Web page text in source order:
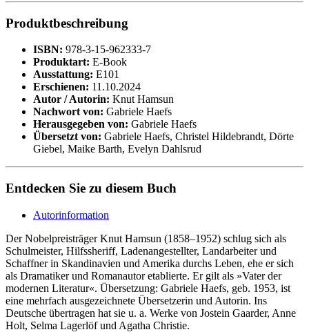
Produktbeschreibung
ISBN: 978-3-15-962333-7
Produktart: E-Book
Ausstattung: E101
Erschienen: 11.10.2024
Autor / Autorin: Knut Hamsun
Nachwort von: Gabriele Haefs
Herausgegeben von: Gabriele Haefs
Übersetzt von: Gabriele Haefs, Christel Hildebrandt, Dörte
Giebel, Maike Barth, Evelyn Dahlsrud
Entdecken Sie zu diesem Buch
Autorinformation
Der Nobelpreisträger Knut Hamsun (1858–1952) schlug sich als
Schulmeister, Hilfssheriff, Ladenangestellter, Landarbeiter und
Schaffner in Skandinavien und Amerika durchs Leben, ehe er sich
als Dramatiker und Romanautor etablierte. Er gilt als »Vater der
modernen Literatur«. Übersetzung: Gabriele Haefs, geb. 1953, ist
eine mehrfach ausgezeichnete Übersetzerin und Autorin. Ins
Deutsche übertragen hat sie u. a. Werke von Jostein Gaarder, Anne
Holt, Selma Lagerlöf und Agatha Christie.